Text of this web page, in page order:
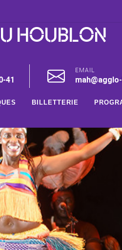
HOUBLON
41
EMAIL
BILLETTERIE